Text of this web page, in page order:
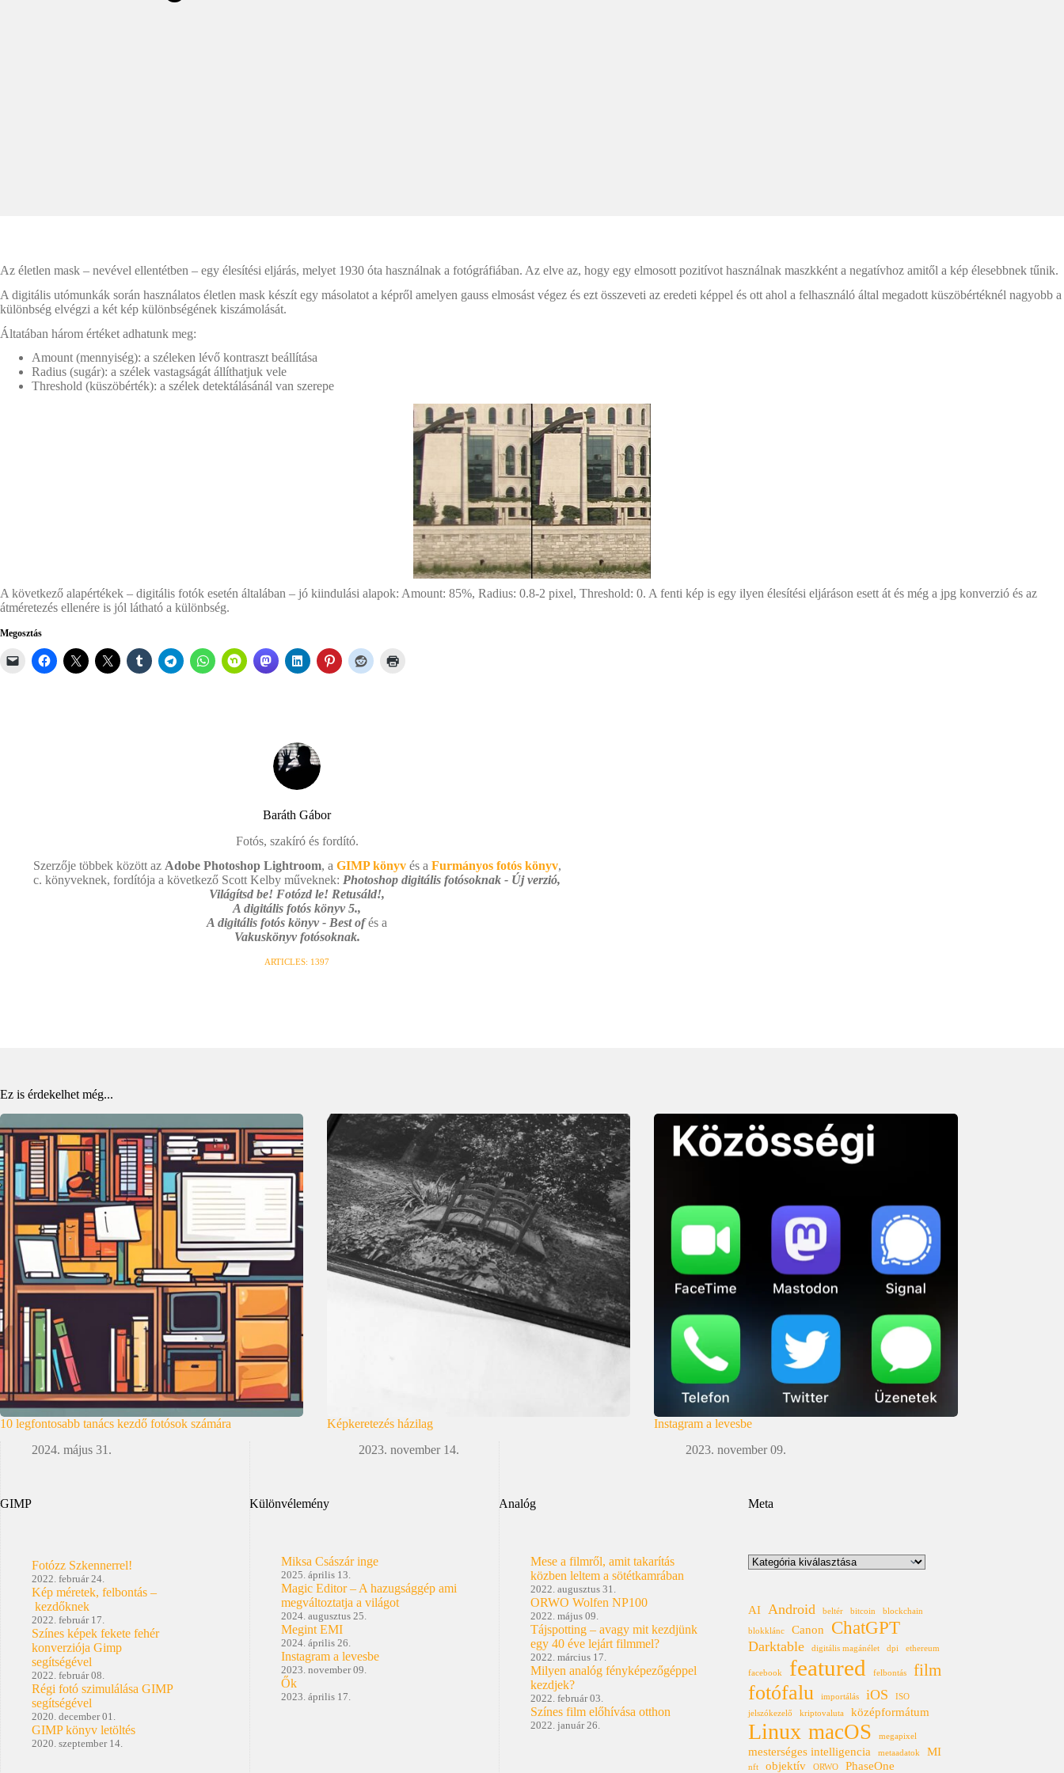
Az életlen mask – nevével ellentétben – egy élesítési eljárás, melyet 1930 óta használnak a fotógráfiában. Az elve az, hogy egy elmosott pozitívot használnak maszkként a negatívhoz amitől a kép élesebbnek tűnik.
A digitális utómunkák során használatos életlen mask készít egy másolatot a képről amelyen gauss elmosást végez és ezt összeveti az eredeti képpel és ott ahol a felhasználó által megadott küszöbértéknél nagyobb a
különbség elvégzi a két kép különbségének kiszámolását.
Áltatában három értéket adhatunk meg:
Amount (mennyiség): a széleken lévő kontraszt beállítása
Radius (sugár): a szélek vastagságát állíthatjuk vele
Threshold (küszöbérték): a szélek detektálásánál van szerepe
A következő alapértékek – digitális fotók esetén általában – jó kiindulási alapok: Amount: 85%, Radius: 0.8-2 pixel, Threshold: 0. A fenti kép is egy ilyen élesítési eljáráson esett át és még a jpg konverzió és az
átméretezés ellenére is jól látható a különbség.
Megosztás
Baráth Gábor
Fotós, szakíró és fordító.
Szerzője többek között az Adobe Photoshop Lightroom, a GIMP könyvés a Furmányos fotós könyv,
c. könyveknek, fordítója a következő Scott Kelby műveknek: Photoshop digitális fotósoknak - Új verzió,
Világítsd be! Fotózd le! Retusáld!,
A digitális fotós könyv 5.,
A digitális fotós könyv - Best ofés a
Vakuskönyv fotósoknak.
ARTICLES: 1397
Ez is érdekelhet még...
10 legfontosabb tanács kezdő fotósok számára
2024. május 31.
Képkeretezés házilag
2023. november 14.
Instagram a levesbe
2023. november 09.
GIMP
Fotózz Szkennerrel!
2022. február 24.
Kép méretek, felbontás –
kezdőknek
2022. február 17.
Színes képek fekete fehér
konverziója Gimp
segítségével
2022. február 08.
Régi fotó szimulálása GIMP
segítségével
2020. december 01.
GIMP könyv letöltés
2020. szeptember 14.
Különvélemény
Miksa Császár inge
2025. április 13.
Magic Editor – A hazugsággép ami
megváltoztatja a világot
2024. augusztus 25.
Megint EMI
2024. április 26.
Instagram a levesbe
2023. november 09.
Ők
2023. április 17.
Analóg
Mese a filmről, amit takarítás
közben leltem a sötétkamrában
2022. augusztus 31.
ORWO Wolfen NP100
2022. május 09.
Tájspotting – avagy mit kezdjünk
egy 40 éve lejárt filmmel?
2022. március 17.
Milyen analóg fényképezőgéppel
kezdjek?
2022. február 03.
Színes film előhívása otthon
2022. január 26.
Meta
Kategóriák
AI Android beltér bitcoin blockchain
blokklánc Canon ChatGPT
Darktable digitális magánélet dpi ethereum
facebook featured felbontás film
fotófalu importálás iOS
ISO
jelszókezelő
kriptovaluta középformátum
Linux macOS megapixel
mesterséges intelligencia metaadatok MI
nft objektív ORWO PhaseOne